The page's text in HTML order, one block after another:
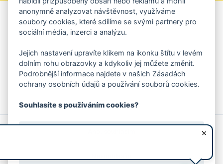
Aplikace Mobilní rozhlas
Chcete dostávat do svého mobilu či mailu upozornění na
ankety, pozvánky na kulturní a sportovní akce?
Více informací o aplikaci
© 2026 Magistrát města Zlína
Prohlášení o používání cookies
anonymně analyzovat návštěvnost, využíváme
soubory cookies, které sdílíme se svými partnery pro
sociální média, inzerci a analýzu.
Jejich nastavení upravíte klikem na ikonku štítu v levém
dolním rohu obrazovky a kdykoliv jej můžete změnit.
Podrobnější informace najdete v našich Zásadách
ochrany osobních údajů a používání souborů cookies.
Souhlasíte s používáním cookies?